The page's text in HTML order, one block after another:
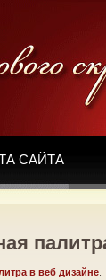
САЙТА
в веб дизайне